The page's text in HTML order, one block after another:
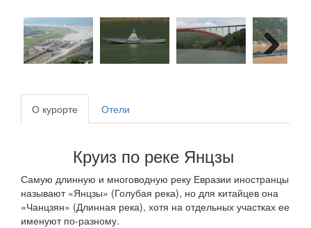
О курорте Отели
Круиз по реке Янцзы
Самую длинную и многоводную реку Евразии иностранцы
называют «Янцзы» (Голубая река), но для китайцев она
«Чанцзян» (Длинная река), хотя на отдельных участках ее
именуют по-разному.